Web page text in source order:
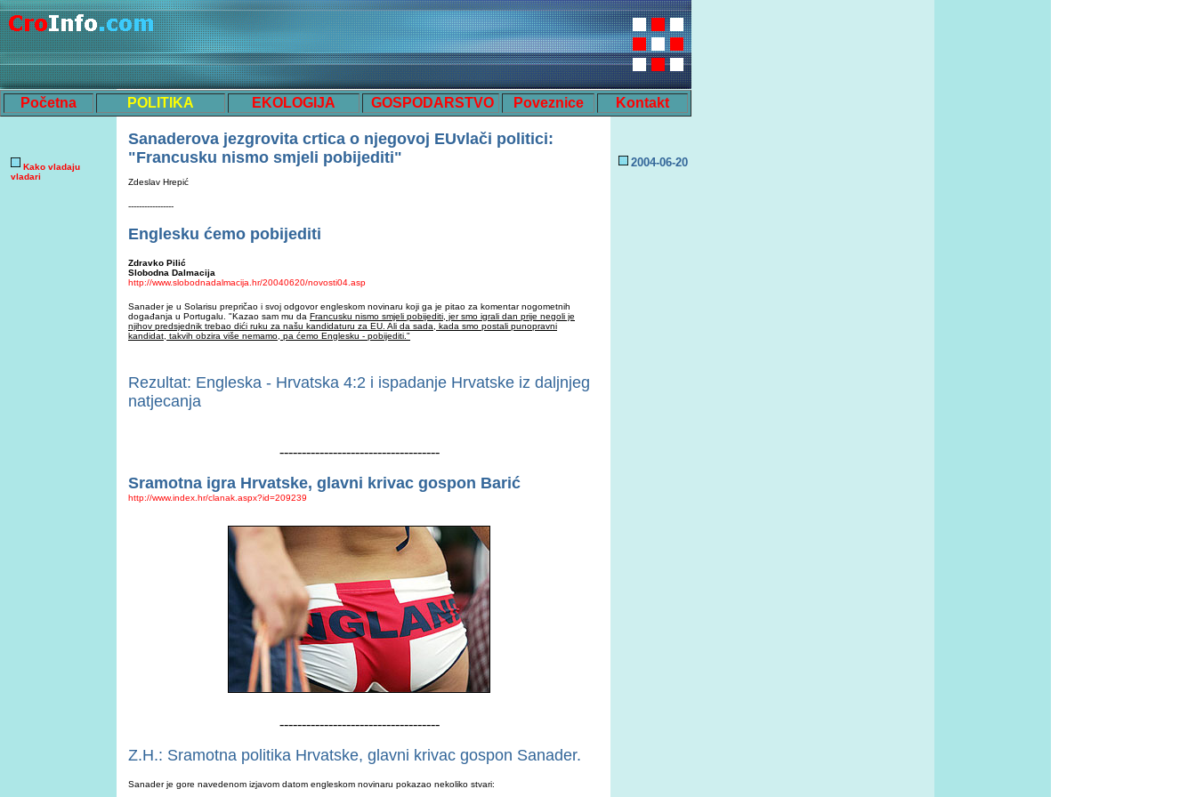
Početna POLITIKA EKOLOGIJA GOSPODARSTVO Poveznice Kontakt
Kako vladaju
vladari
Sanaderova jezgrovita crtica o njegovoj EUvlači politici:
"Francusku nismo smjeli pobijediti"
Zdeslav Hrepić
-----------------
Englesku ćemo pobijediti
Zdravko Pilić
Slobodna Dalmacija
http://www.slobodnadalmacija.hr/20040620/novosti04.asp
Sanader je u Solarisu prepričao i svoj odgovor engleskom novinaru koji ga je pitao za komentar nogometnih
događanja u Portugalu. "Kazao sam mu da Francusku nismo smjeli pobijediti, jer smo igrali dan prije negoli je
njihov predsjednik trebao dići ruku za našu kandidaturu za EU. Ali da sada, kada smo postali punopravni
kandidat, takvih obzira više nemamo, pa ćemo Englesku - pobijediti."
Rezultat: Engleska - Hrvatska 4:2 i ispadanje Hrvatske iz daljnjeg
natjecanja
------------------------------------
Sramotna igra Hrvatske, glavni krivac gospon Barić
http://www.index.hr/clanak.aspx?id=209239
------------------------------------
Z.H.: Sramotna politika Hrvatske, glavni krivac gospon Sanader.
Sanader je gore navedenom izjavom datom engleskom novinaru pokazao nekoliko stvari:
2004-06-20